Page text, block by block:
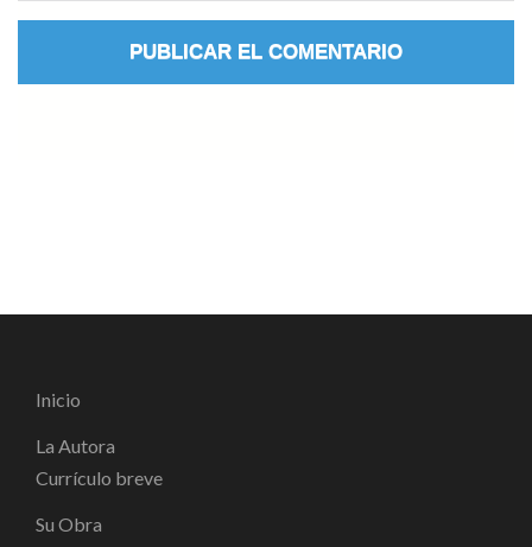
Inicio
La Autora
Currículo breve
Su Obra